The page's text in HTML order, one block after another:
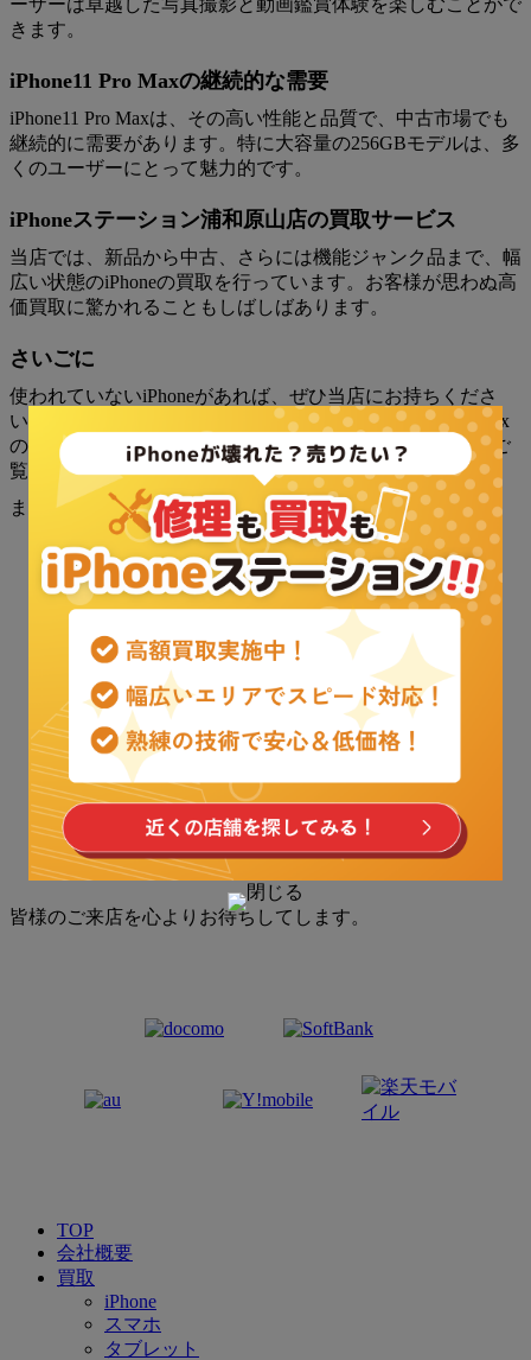
きます。
iPhone11 Pro Maxの継続的な需要
iPhone11 Pro Maxは、その高い性能と品質で、中古市場でも
継続的に需要があります。特に大容量の256GBモデルは、多
くのユーザーにとって魅力的です。
iPhoneステーション浦和原山店の買取サービス
当店では、新品から中古、さらには機能ジャンク品まで、幅
広い状態のiPhoneの買取を行っています。お客様が思わぬ高
価買取に驚かれることもしばしばあります。
さいごに
使われていないiPhoneがあれば、ぜひ当店にお持ちくださ
い。高額で買取される可能性があります。iPhone11 Pro Max
の詳細な技術仕様については、Appleのサポートページ をご
覧ください。
また下記のボタンからお問い合わせも可能です。
メールでお問い合わせ
LINEでお問い合わせ
皆様のご来店を心よりお待ちしてします。
TOP
会社概要
買取
iPhone
スマホ
タブレット